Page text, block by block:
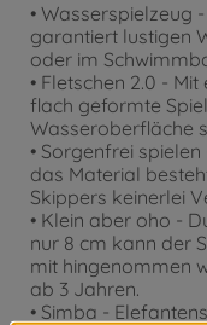
• Wasserspielzeug
garantiert lustigen
oder im
• Fletschen 2.0 -
flach geformte
Wasseroberfläche
• Sorgenfrei
das Material
Skippers keinerlei
• Klein aber oho -
nur 8 cm kann der
mit hingenommen
ab 3 Jahren.
• Simba -